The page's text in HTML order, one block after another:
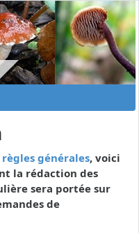
règles générales, voici
la rédaction des
sera portée sur
de